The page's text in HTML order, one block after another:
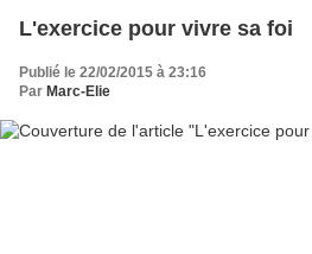
L'exercice pour vivre sa foi
Publié le 22/02/2015 à 23:16
Par Marc-Elie